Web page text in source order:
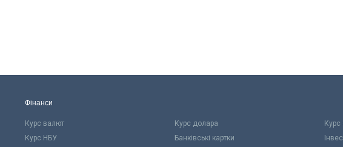
Фінанси
Курс валют Курс долара
Курс
Курс НБУ
Банківські картки